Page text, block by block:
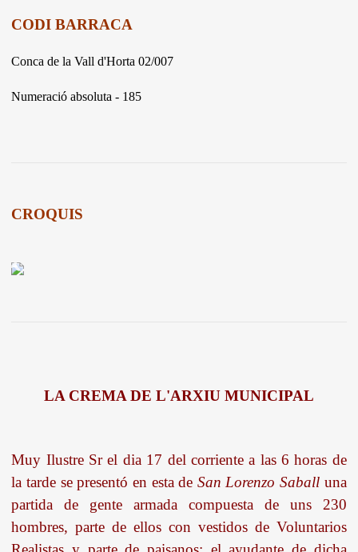
CODI BARRACA
Conca de la Vall d'Horta 02/007
Numeració absoluta - 185
CROQUIS
LA CREMA DE L'ARXIU MUNICIPAL
Muy Ilustre Sr el dia 17 del corriente a las 6 horas de
la tarde se presentó en esta de San Lorenzo Saballuna
partida de gente armada compuesta de uns 230
hombres, parte de ellos con vestidos de Voluntarios